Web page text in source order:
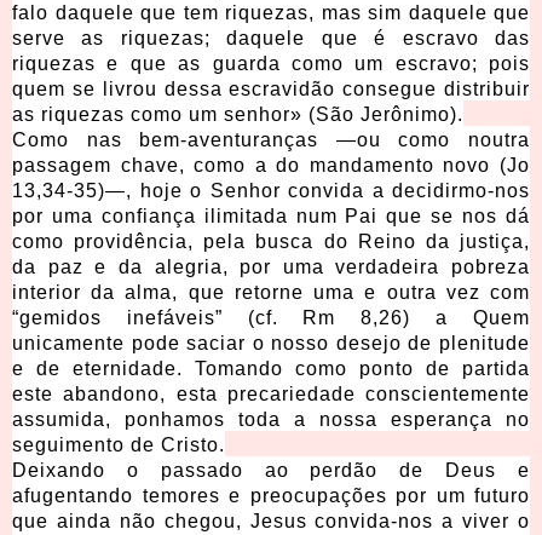
falo daquele que tem riquezas, mas sim daquele que
serve as riquezas; daquele que é escravo das
riquezas e que as guarda como um escravo; pois
quem se livrou dessa escravidão consegue distribuir
as riquezas como um senhor» (São Jerônimo).
Como nas bem-aventuranças —ou como noutra
passagem chave, como a do mandamento novo (Jo
13,34-35)—, hoje o Senhor convida a decidirmo-nos
por uma confiança ilimitada num Pai que se nos dá
como providência, pela busca do Reino da justiça,
da paz e da alegria, por uma verdadeira pobreza
interior da alma, que retorne uma e outra vez com
“gemidos inefáveis” (cf. Rm 8,26) a Quem
unicamente pode saciar o nosso desejo de plenitude
e de eternidade. Tomando como ponto de partida
este abandono, esta precariedade conscientemente
assumida, ponhamos toda a nossa esperança no
seguimento de Cristo.
Deixando o passado ao perdão de Deus e
afugentando temores e preocupações por um futuro
que ainda não chegou, Jesus convida-nos a viver o